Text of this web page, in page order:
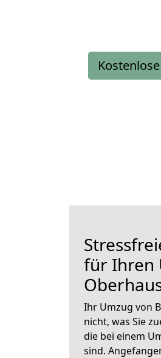
für Ihren
Ihr Umzug von
nicht, was Sie
die bei einem
sind.